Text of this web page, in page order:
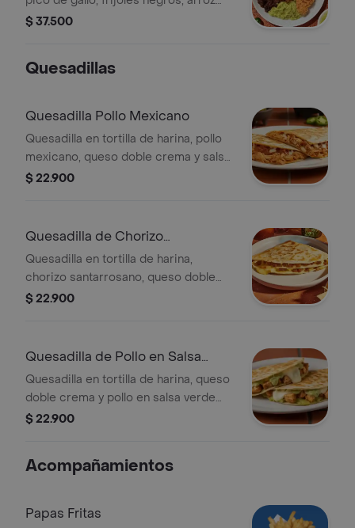
achiote y lechuga.
$ 37.500
Quesadillas
Quesadilla Pollo Mexicano
Quesadilla en tortilla de harina, pollo
mexicano, queso doble crema y salsa
verde Burritos & Co. *Producto
$ 22.900
Quesadilla de Chorizo
Santarrossano
Quesadilla en tortilla de harina,
chorizo santarrosano, queso doble
crema y salsa verde Burritos & Co.
$ 22.900
Quesadilla de Pollo en Salsa
Verde
Quesadilla en tortilla de harina, queso
doble crema y pollo en salsa verde
Burritos & Co.
$ 22.900
Acompañamientos
Papas Fritas